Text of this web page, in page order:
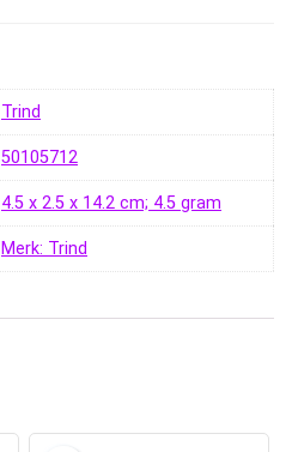
‎Trind
‎50105712
‎4.5 x 2.5 x 14.2 cm; 4.5 gram
Merk: Trind